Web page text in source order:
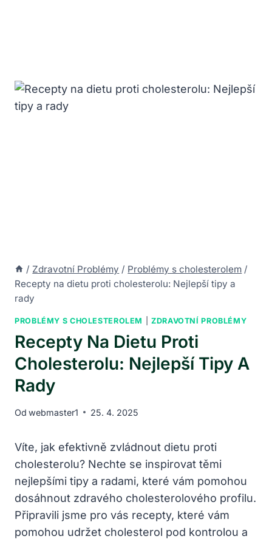
/ Zdravotní Problémy / Problémy s cholesterolem /
Recepty na dietu proti cholesterolu: Nejlepší tipy a
rady
PROBLÉMY S CHOLESTEROLEM |ZDRAVOTNÍ PROBLÉMY
Recepty Na Dietu Proti
Cholesterolu: Nejlepší Tipy A
Rady
Od webmaster1 25. 4. 2025
Víte, jak efektivně zvládnout dietu proti⁣
cholesterolu?​ Nechte se inspirovat ⁢těmi
nejlepšími tipy⁢ a ‌radami, které vám pomohou
dosáhnout zdravého ⁢cholesterolového profilu.
Připravili ⁤jsme pro vás‍ recepty, ​které ⁤vám
pomohou udržet⁤ cholesterol pod kontrolou⁣ a